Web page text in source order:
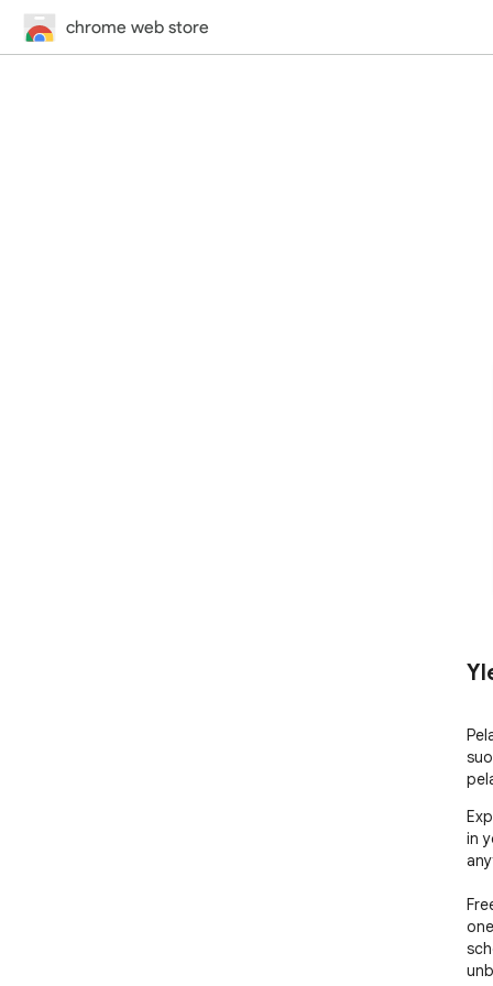
chrome web store
in